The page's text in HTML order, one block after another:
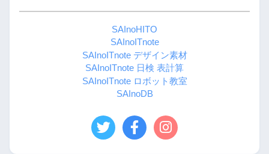
SAInoHITO
SAInoITnote
SAInoITnote デザイン素材
SAInoITnote 日検 表計算
SAInoITnote ロボット教室
SAInoDB